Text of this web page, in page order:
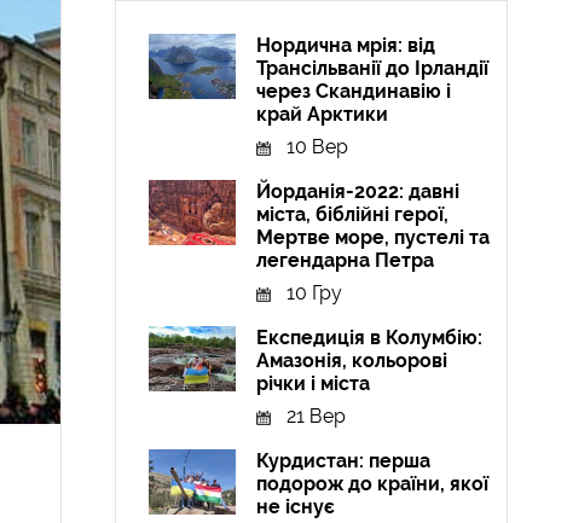
Нордична мрія: від
Трансільванії до Ірландії
через Скандинавію і
край Арктики
10 Вер
Йорданія-2022: давні
міста, біблійні герої,
Мертве море, пустелі та
легендарна Петра
10 Гру
Експедиція в Колумбію:
Амазонія, кольорові
річки і міста
21 Вер
Курдистан: перша
подорож до країни, якої
не існує